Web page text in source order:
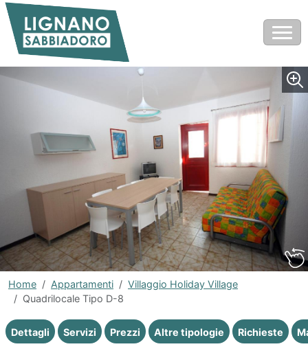
Home Appartamenti
Villaggio Holiday Village
Quadrilocale Tipo D-8
Dettagli Servizi Prezzi Altre tipologie Richieste